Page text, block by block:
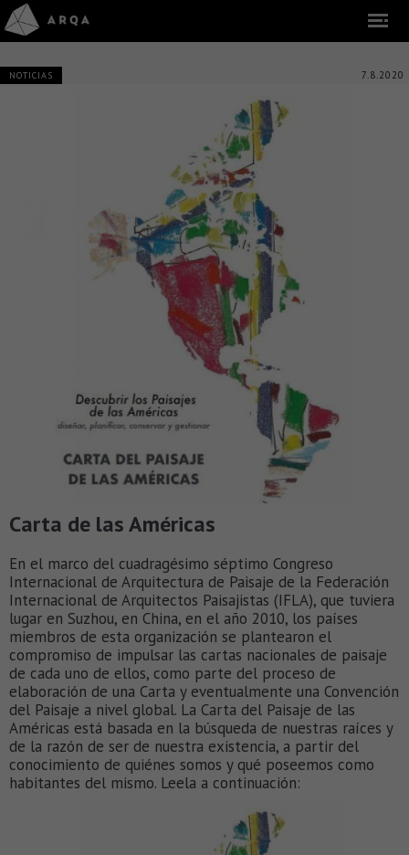
NOTICIAS 7.8.2020
Carta de las Américas
En el marco del cuadragésimo séptimo Congreso
Internacional de Arquitectura de Paisaje de la Federación
Internacional de Arquitectos Paisajistas (IFLA), que tuviera
lugar en Suzhou, en China, en el año 2010, los países
miembros de esta organización se plantearon el
compromiso de impulsar las cartas nacionales de paisaje
de cada uno de ellos, como parte del proceso de
elaboración de una Carta y eventualmente una Convención
del Paisaje a nivel global. La Carta del Paisaje de las
Américas está basada en la búsqueda de nuestras raíces y
de la razón de ser de nuestra existencia, a partir del
conocimiento de quiénes somos y qué poseemos como
habitantes del mismo. Leela a continuación: